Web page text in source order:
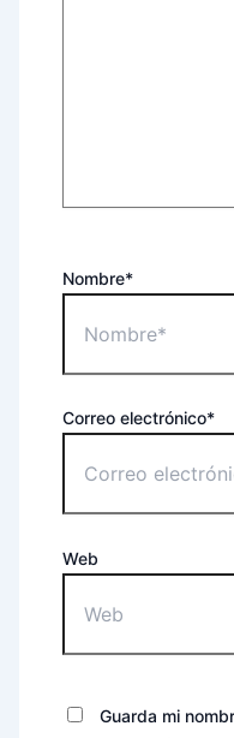
Nombre*
Correo electrónico*
Web
Guarda mi